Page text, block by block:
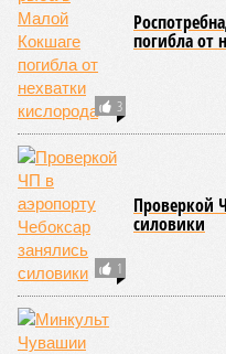
3
погибла от
1
Проверкой
силовики